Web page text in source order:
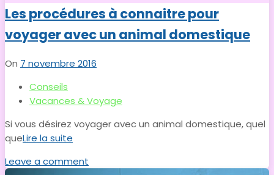
Les procédures à connaitre pour
voyager avec un animal domestique
On 7 novembre 2016
Conseils
Vacances & Voyage
Si vous désirez voyager avec un animal domestique, quel
queLire la suite
Leave a comment